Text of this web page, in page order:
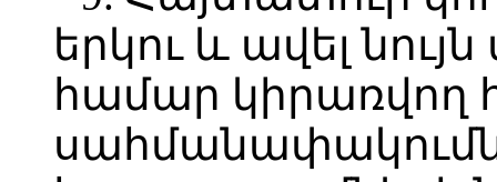
երկու և ավել
համար կիրառվող